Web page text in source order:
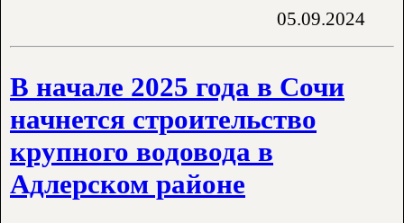
05.09.2024
В начале 2025 года в Сочи
начнется строительство
крупного водовода в
Адлерском районе